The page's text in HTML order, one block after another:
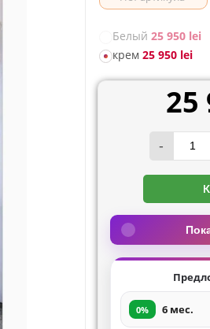
Белый 25 950 lei
крем 25 950 lei
25
-
0% 6 мес.